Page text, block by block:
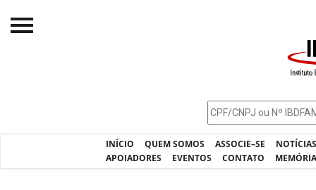
INÍCIO QUEM SOMOS ASSOCIE–SE
APOIADORES
EVENTOS CONTATO